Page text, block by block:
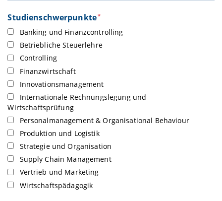
Studienschwerpunkte*
Banking und Finanzcontrolling
Betriebliche Steuerlehre
Controlling
Finanzwirtschaft
Innovationsmanagement
Wirtschaftsprüfung
Personalmanagement & Organisational Behaviour
Produktion und Logistik
Strategie und Organisation
Supply Chain Management
Vertrieb und Marketing
Wirtschaftspädagogik